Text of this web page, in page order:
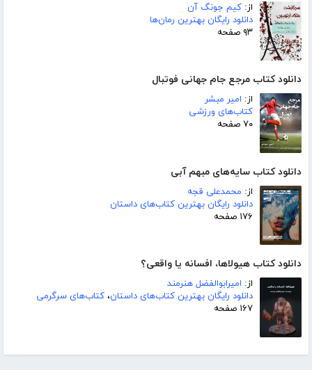
از: کیم جونگ آن
دانلود رایگان بهترین رمان‌ها
۹۳ صفحه
دانلود کتاب مرجع جام جهانی فوتبال
از: امیر مبشر
کتاب‌های ورزشی
۷۰ صفحه
دانلود کتاب سایه‌های مبهم آبی
از: محمدعلی قجه
دانلود رایگان بهترین کتاب‌های داستان
۱۷۶ صفحه
دانلود کتاب هیولاها، افسانه یا واقعی؟
از: امیرابوالفضل هنرمند
دانلود رایگان بهترین کتاب‌های داستان، کتاب‌های سرگرمی
۱۶۷ صفحه